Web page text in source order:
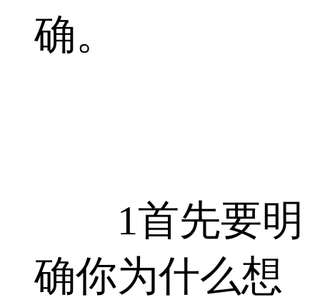
确。
1首先要明
确你为什么想